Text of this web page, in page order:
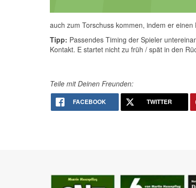
auch zum Torschuss kommen, indem er
Tipp: Passendes Timing der Spieler
Kontakt. E startet nicht zu früh / spät in den
Teile mit Deinen Freunden:
FACEBOOK TWITTER